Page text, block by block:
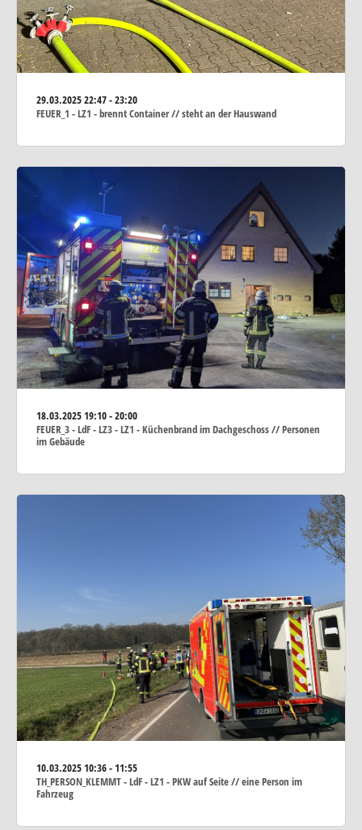
29.03.202522:47 - 23:20
FEUER_1 - LZ1 - brennt Container // steht an der Hauswand
18.03.202519:10 - 20:00
FEUER_3 - LdF - LZ3 - LZ1 - Küchenbrand im Dachgeschoss // Personen
im Gebäude
10.03.202510:36 - 11:55
TH_PERSON_KLEMMT - LdF - LZ1 - PKW auf Seite // eine Person im
Fahrzeug